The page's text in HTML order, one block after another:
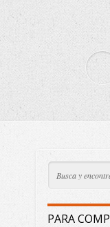
PARA